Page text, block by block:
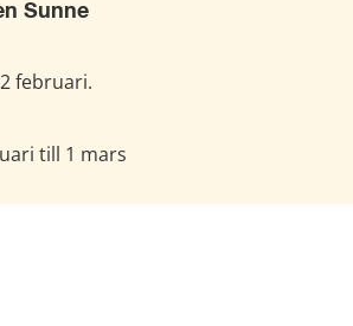
Sunne
februari.
till 1 mars